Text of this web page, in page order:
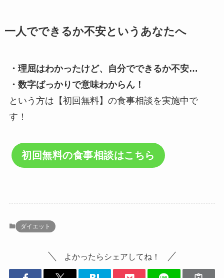
一人でできるか不安というあなたへ
・理屈はわかったけど、自分でできるか不安…
・数字ばっかりで意味わからん！
という方は【初回無料】の食事相談を実施中で
す！
初回無料の食事相談はこちら
ダイエット
よかったらシェアしてね！